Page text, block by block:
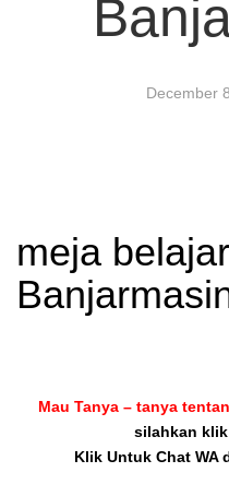
December
meja
Mau Tanya – tanya
silahkan
Klik Untuk Chat WA